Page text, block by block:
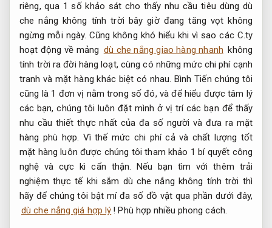
riêng, qua 1 số khảo sát cho thấy nhu cầu tiêu dùng dù
che nắng không tính trời bây giờ đang tăng vọt không
ngừng mỗi ngày. Cũng không khó hiểu khi vì sao các C.ty
hoạt động về mảng dù che nắng giao hàng nhanh không
tính trời ra đời hàng loạt, cùng có những mức chi phí cạnh
tranh và mặt hàng khác biệt có nhau. Bình Tiến chúng tôi
cũng là 1 đơn vị nằm trong số đó, và để hiểu được tâm lý
các bạn, chúng tôi luôn đặt mình ở vị trí các bạn để thấy
nhu cầu thiết thực nhất của đa số người và đưa ra mặt
hàng phù hợp. Vì thế mức chi phí cả và chất lượng tốt
mặt hàng luôn được chúng tôi tham khảo 1 bí quyết công
nghệ và cực kì cẩn thận. Nếu bạn tìm với thêm trải
nghiệm thực tế khi sắm dù che nắng không tính trời thì
hãy để chúng tôi bật mí đa số đồ vật qua phần dưới đây,
dù che nắng giá hợp lý !Phù hợp nhiều phong cách.